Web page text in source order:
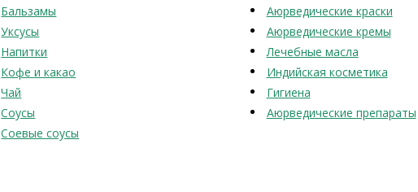
Бальзамы
Уксусы
Напитки
Кофе и какао
Чай
Соусы
Соевые соусы
Аюрведические краски
Аюрведические кремы
Лечебные масла
Индийская косметика
Гигиена
Аюрведические препараты